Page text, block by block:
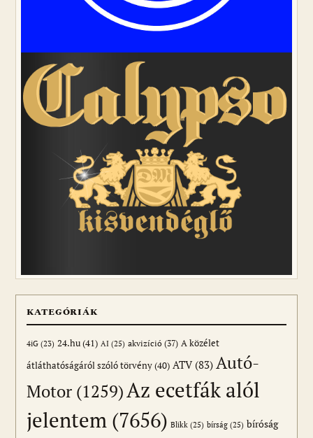
KATEGÓRIÁK
4iG (23) 24.hu(41) AI (25) akvizíció (37) A közélet
átláthatóságáról szóló törvény(40) ATV(83) Autó-
Motor (1259)Az ecetfák alól
jelentem (7656) Blikk (25) bírság (25) bíróság